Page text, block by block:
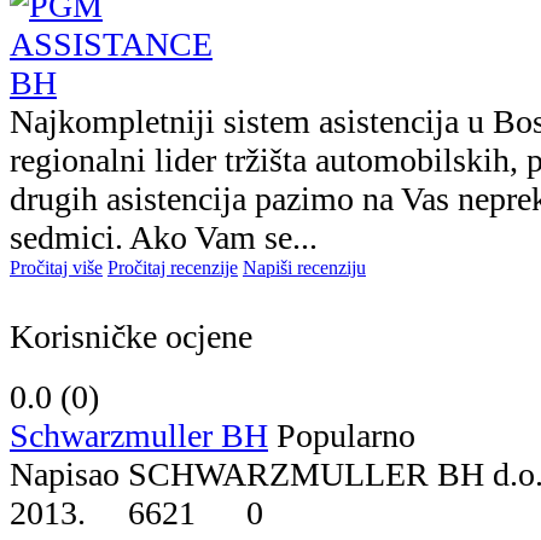
Najkompletniji sistem asistencija u
regionalni lider tržišta automobilskih,
drugih asistencija pazimo na Vas
sedmici. Ako Vam se...
Pročitaj više Pročitaj recenzije Napiši recenziju
Korisničke ocjene
0.0 (0)
Schwarzmuller BH Popularno
Napisao SCHWARZMULLER BH
2013. 6621 0